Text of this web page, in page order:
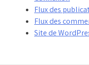
Flux des
Flux des
Site de